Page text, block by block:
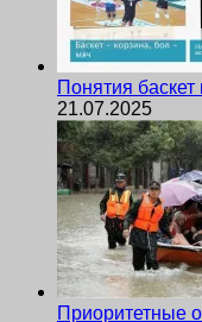
Понятия баскет
21.07.2025
Приоритетные